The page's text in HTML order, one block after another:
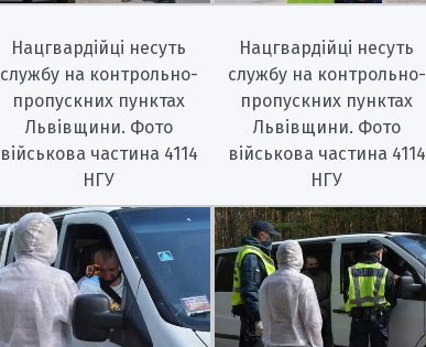
Нацгвардійці несуть
службу на контрольно-
пропускних пунктах
Львівщини. Фото
військова частина 4114
НГУ
Нацгвардійці несуть
службу на контрольно-
пропускних пунктах
Львівщини. Фото
військова частина 4114
НГУ